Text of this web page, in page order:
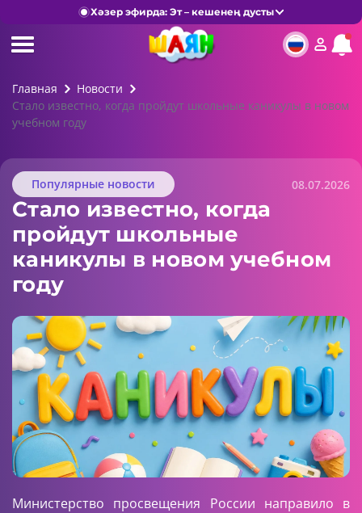
Хәзер эфирда: Эт – кешенең дусты
Главная
Новости
Стало известно, когда пройдут школьные каникулы в новом
учебном году
Популярные новости 08.07.2026
Стало известно, когда
пройдут школьные
каникулы в новом учебном
году
Министерство просвещения России направило в